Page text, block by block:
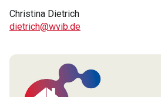
Christina Dietrich
dietrich@wvib.de